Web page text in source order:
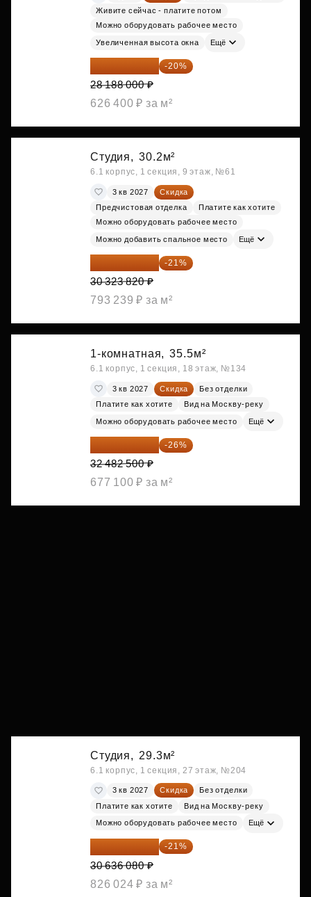
Живите сейчас - платите потом
Можно оборудовать рабочее место
Увеличенная высота окна Ещё
22 550 400 ₽ -20%
28 188 000 ₽
626 400 ₽ за м²
Студия, 30.2м²
6.1 корпус, 1 секция, 9 этаж, №61
3 кв 2027
Скидка
Предчистовая отделка
Платите как хотите
Можно оборудовать рабочее место
Можно добавить спальное место Ещё
23 955 818 ₽ -21%
30 323 820 ₽
793 239 ₽ за м²
1-комнатная, 35.5м²
6.1 корпус, 1 секция, 18 этаж, №134
3 кв 2027 Скидка
Без отделки
Платите как хотите
Вид на Москву-реку
Можно оборудовать рабочее место Ещё
24 037 050 ₽ -26%
32 482 500 ₽
677 100 ₽ за м²
Студия, 29.3м²
6.1 корпус, 1 секция, 27 этаж, №204
3 кв 2027 Скидка
Без отделки
Платите как хотите
Вид на Москву-реку
Можно оборудовать рабочее место Ещё
24 202 503 ₽ -21%
30 636 080 ₽
826 024 ₽ за м²